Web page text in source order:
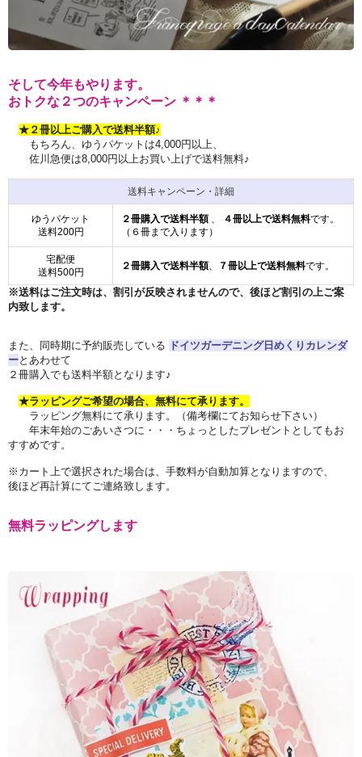
そして今年もやります。
おトクな２つのキャンペーン ＊＊＊
★２冊以上ご購入で送料半額♪
もちろん、ゆうパケットは4,000円以上、
佐川急便は8,000円以上お買い上げで送料無料♪
送料キャンペーン・詳細
ゆうパケット
送料200円
２冊購入で送料半額、 ４冊以上で送料無料です。
（６冊まで入ります）
宅配便
送料500円
２冊購入で送料半額、 ７冊以上で送料無料です。
※送料はご注文時は、割引が反映されませんので、後ほど割引の上ご案
内致します。
また、同時期に予約販売している
ドイツガーデニング日めくりカレンダ
ーとあわせて
２冊購入でも送料半額となります♪
★ラッピングご希望の場合、無料にて承ります。
ラッピング無料にて承ります。（備考欄にてお知らせ下さい）
年末年始のごあいさつに・・・ちょっとしたプレゼントとしてもお
すすめです。
※カート上で選択された場合は、手数料が自動加算となりますので、
後ほど再計算にてご連絡致します。
無料ラッピングします